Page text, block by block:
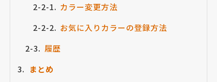
カラー変更方法
お気に入りカラーの登録方法
履歴
まとめ